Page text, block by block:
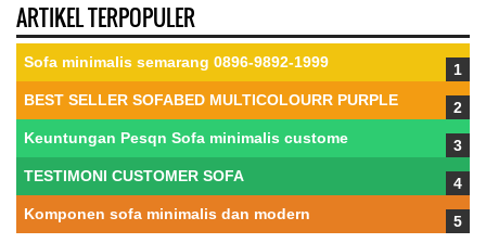
ARTIKEL TERPOPULER
Sofa minimalis semarang 0896-9892-1999
BEST SELLER SOFABED MULTICOLOURR PURPLE
Keuntungan Pesqn Sofa minimalis custome
TESTIMONI CUSTOMER SOFA
Komponen sofa minimalis dan modern